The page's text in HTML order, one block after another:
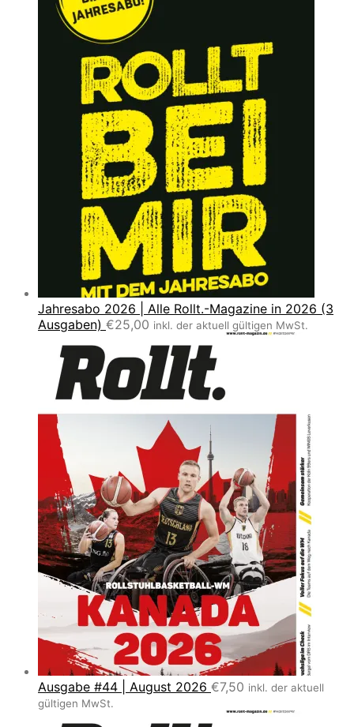
Jahresabo 2026 | Alle Rollt.-Magazine in 2026 (3
Ausgaben) €25,00 inkl. der aktuell gültigen MwSt.
Ausgabe #44 | August 2026 €7,50 inkl. der aktuell
gültigen MwSt.